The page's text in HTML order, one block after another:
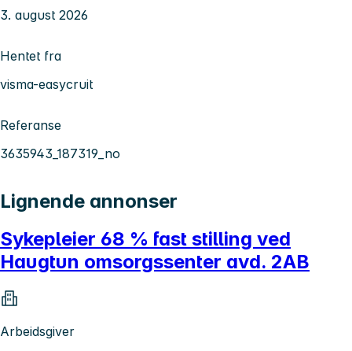
3. august 2026
Hentet fra
visma-easycruit
Referanse
3635943_187319_no
Lignende annonser
Sykepleier 68 % fast stilling ved
Haugtun omsorgssenter avd. 2AB
Arbeidsgiver